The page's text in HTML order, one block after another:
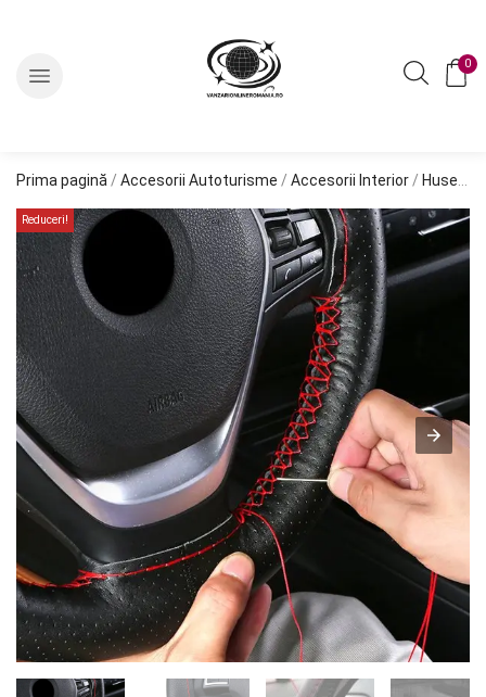
0
Prima pagină / Accesorii Autoturisme / Accesorii Interior / Huse Volan
Reduceri!